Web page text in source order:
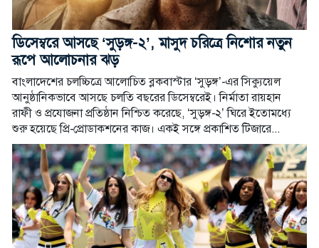
ডিসেম্বরে আসছে ‘সুড়ঙ্গ-২’, মাসুদ চরিত্রে নিশোর নতুন
রূপে আলোচনার ঝড়
বাংলাদেশের চলচ্চিত্রে আলোচিত ব্লকবাস্টার ‘সুড়ঙ্গ’-এর সিক্যুয়েল
আনুষ্ঠানিকভাবে আসছে চলতি বছরের ডিসেম্বরেই। নির্মাতা রায়হান
রাফী ও প্রযোজনা প্রতিষ্ঠান নিশ্চিত করেছে, ‘সুড়ঙ্গ-২’ ঘিরে ইতোমধ্যে
শুরু হয়েছে প্রি-প্রোডাকশনের কাজ। একই সঙ্গে প্রকাশিত টিজারে...